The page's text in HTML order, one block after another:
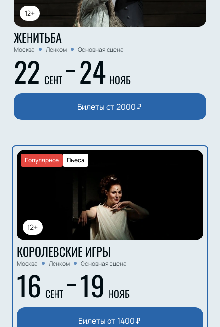
12+
ЖЕНИТЬБА
Москва Ленком Основная сцена
22 СЕНТ 24 НОЯБ
Билеты от 2000₽
12+
Пьеса
Популярное
КОРОЛЕВСКИЕ ИГРЫ
Москва Ленком Основная сцена
16 СЕНТ 19 НОЯБ
Билеты от 1400₽